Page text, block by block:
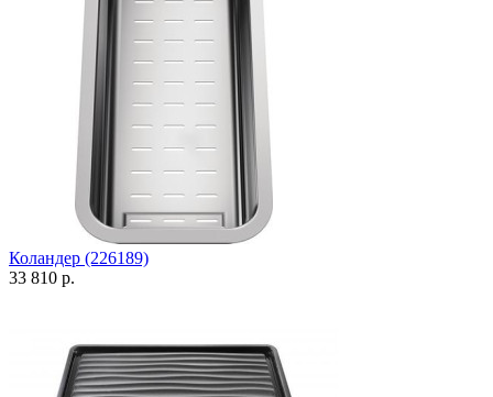
Коландер (226189)
33 810 р.